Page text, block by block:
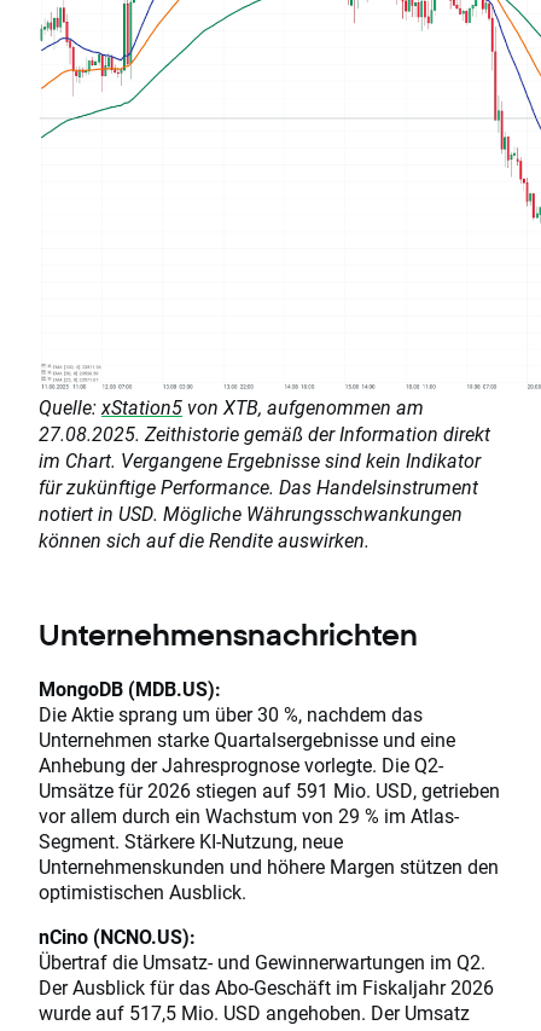
Quelle:xStation5 von XTB, aufgenommen am
27.08.2025. Zeithistorie gemäß der Information direkt
im Chart. Vergangene Ergebnisse sind kein Indikator
für zukünftige Performance. Das Handelsinstrument
notiert in USD. Mögliche Währungsschwankungen
können sich auf die Rendite auswirken.
Unternehmensnachrichten
MongoDB (MDB.US):
Die Aktie sprang um über 30 %, nachdem das
Unternehmen starke Quartalsergebnisse und eine
Anhebung der Jahresprognose vorlegte. Die Q2-
Umsätze für 2026 stiegen auf 591 Mio. USD, getrieben
vor allem durch ein Wachstum von 29 % im Atlas-
Segment. Stärkere KI-Nutzung, neue
Unternehmenskunden und höhere Margen stützen den
optimistischen Ausblick.
nCino (NCNO.US):
Übertraf die Umsatz- und Gewinnerwartungen im Q2.
Der Ausblick für das Abo-Geschäft im Fiskaljahr 2026
wurde auf 517,5 Mio. USD angehoben. Der Umsatz